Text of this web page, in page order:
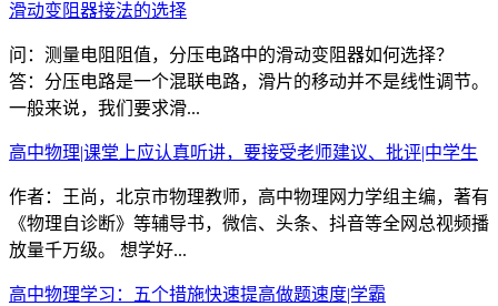
滑动变阻器接法的选择
问：测量电阻阻值，分压电路中的滑动变阻器如何选择？
答：分压电路是一个混联电路，滑片的移动并不是线性调节。
一般来说，我们要求滑...
高中物理|课堂上应认真听讲，要接受老师建议、批评|中学生
作者：王尚，北京市物理教师，高中物理网力学组主编，著有
《物理自诊断》等辅导书，微信、头条、抖音等全网总视频播
放量千万级。 想学好...
高中物理学习：五个措施快速提高做题速度|学霸